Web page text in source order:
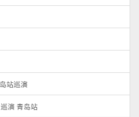
站巡演
演 青岛站